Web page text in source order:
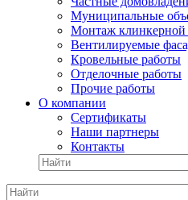
Муниципальные
Монтаж клинкерной
Вентилируемые
Кровельные работы
Отделочные работы
Прочие работы
О компании
Сертификаты
Наши партнеры
Контакты